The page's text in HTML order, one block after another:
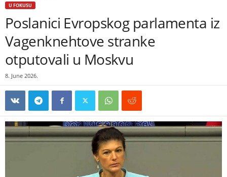
U FOKUSU
Poslanici Evropskog parlamenta iz
Vagenknehtove stranke
otputovali u Moskvu
8. June 2026.